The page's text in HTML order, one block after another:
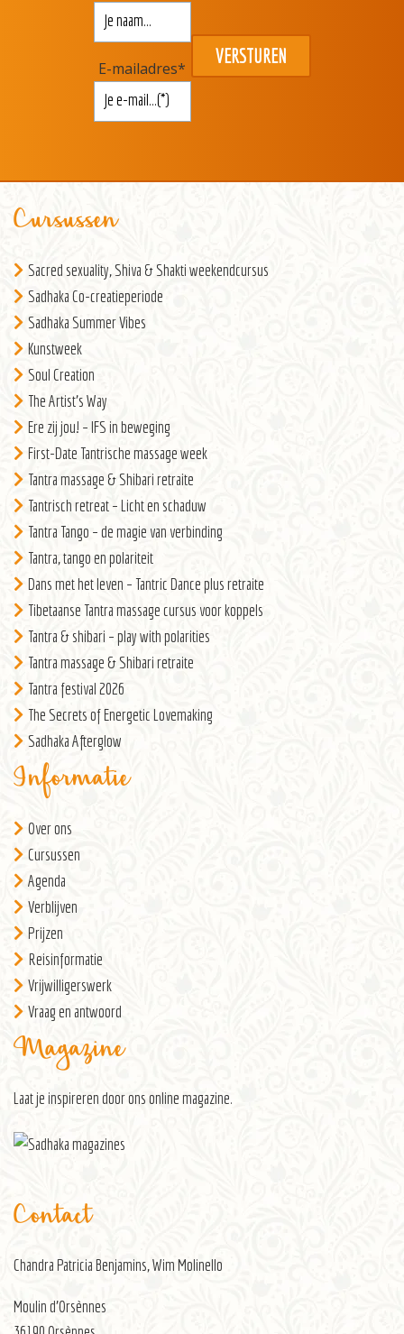
E-mailadres*
Cursussen
Sacred sexuality, Shiva & Shakti weekendcursus
Sadhaka Co-creatieperiode
Sadhaka Summer Vibes
Kunstweek
Soul Creation
The Artist’s Way
Ere zij jou! – IFS in beweging
First-Date Tantrische massage week
Tantra massage & Shibari retraite
Tantrisch retreat – Licht en schaduw
Tantra Tango – de magie van verbinding
Tantra, tango en polariteit
Dans met het leven – Tantric Dance plus retraite
Tibetaanse Tantra massage cursus voor koppels
Tantra & shibari – play with polarities
Tantra massage & Shibari retraite
Tantra festival 2026
The Secrets of Energetic Lovemaking
Sadhaka Afterglow
Informatie
Over ons
Cursussen
Agenda
Verblijven
Prijzen
Reisinformatie
Vrijwilligerswerk
Vraag en antwoord
Magazine
Laat je inspireren door onsonline magazine.
Contact
Chandra Patricia Benjamins, Wim Molinello
Moulin d’Orsènnes